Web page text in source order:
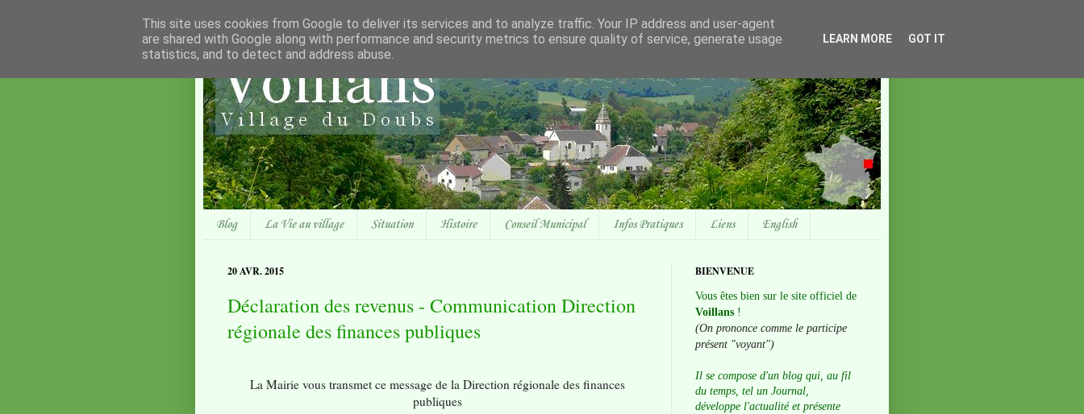
Blog La Vie au village Situation Histoire Conseil Municipal Infos Pratiques Liens English
20 AVR. 2015
Déclaration des revenus - Communication Direction
régionale des finances publiques
La Mairie vous transmet ce message de la Direction régionale des finances
publiques
BIENVENUE
Vous êtes bien sur le site officiel de
Voillans !
(On prononce comme le participe
présent "voyant")
Il se compose d'un blog qui, au fil
du temps, tel un Journal,
développe l'actualité et présente
This site uses cookies from Google to deliver its services and to analyze traffic. Your IP address and user-agent
are shared with Google along with performance and security metrics to ensure quality of service, generate usage
statistics, and to detect and address abuse.
LEARN MORE GOT IT